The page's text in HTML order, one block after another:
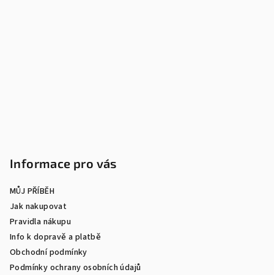
Informace pro vás
MŮJ PŘÍBĚH
Jak nakupovat
Pravidla nákupu
Info k dopravě a platbě
Obchodní podmínky
Podmínky ochrany osobních údajů